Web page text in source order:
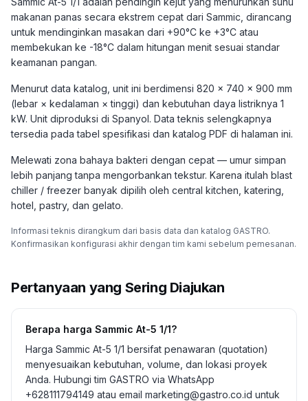
makanan panas secara ekstrem cepat dari Sammic, dirancang
untuk mendinginkan masakan dari +90°C ke +3°C atau
membekukan ke -18°C dalam hitungan menit sesuai standar
keamanan pangan.
Menurut data katalog, unit ini berdimensi 820 × 740 × 900 mm
(lebar × kedalaman × tinggi) dan kebutuhan daya listriknya 1
kW. Unit diproduksi di Spanyol. Data teknis selengkapnya
tersedia pada tabel spesifikasi dan katalog PDF di halaman ini.
Melewati zona bahaya bakteri dengan cepat — umur simpan
lebih panjang tanpa mengorbankan tekstur. Karena itulah blast
chiller / freezer banyak dipilih oleh central kitchen, katering,
hotel, pastry, dan gelato.
Informasi teknis dirangkum dari basis data dan katalog GASTRO.
Konfirmasikan konfigurasi akhir dengan tim kami sebelum pemesanan.
Pertanyaan yang Sering Diajukan
Berapa harga Sammic At-5 1/1?
Harga Sammic At-5 1/1 bersifat penawaran (quotation)
menyesuaikan kebutuhan, volume, dan lokasi proyek
Anda. Hubungi tim GASTRO via WhatsApp
+628111794149 atau email marketing@gastro.co.id untuk